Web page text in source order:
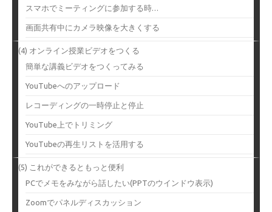
スマホでミーティングに参加する時…
画面共有中にカメラ映像を大きくする
(4) オンライン授業ビデオをつくる
簡単な講義ビデオをつくってみる
YouTubeへのアップロード
レコーディングの一時停止と停止
YouTube上でトリミング
YouTubeの再生リストを活用する
(5) これができるともっと便利
PCでメモをみながら話したい(PPTのウインドウ表示)
Zoomでパネルディスカッション